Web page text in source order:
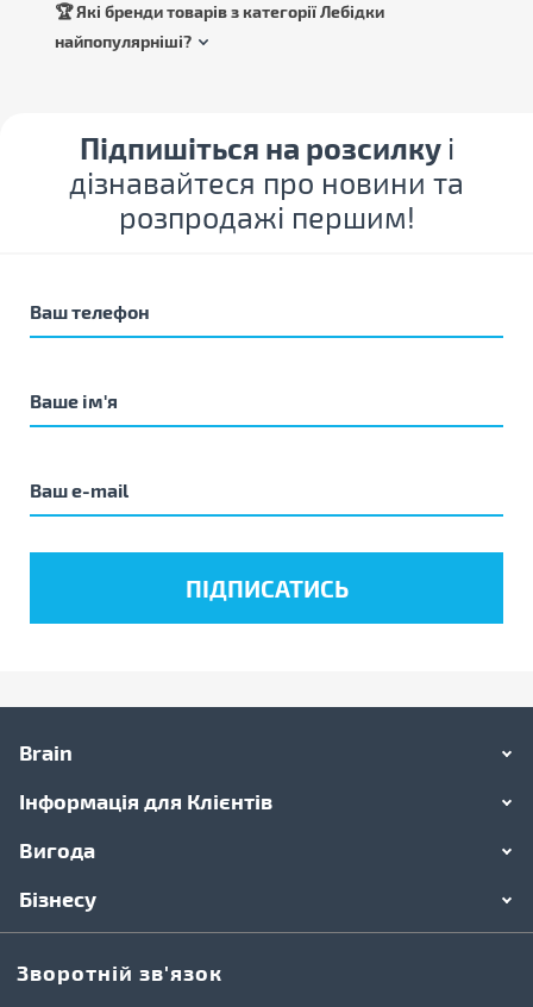
🏆 Які бренди товарів з категорії Лебідки
найпопулярніші?
Підпишіться на розсилку і
дізнавайтеся про новини та
розпродажі першим!
Brain
Інформація для Клієнтів
Вигода
Бізнесу
Зворотній зв'язок